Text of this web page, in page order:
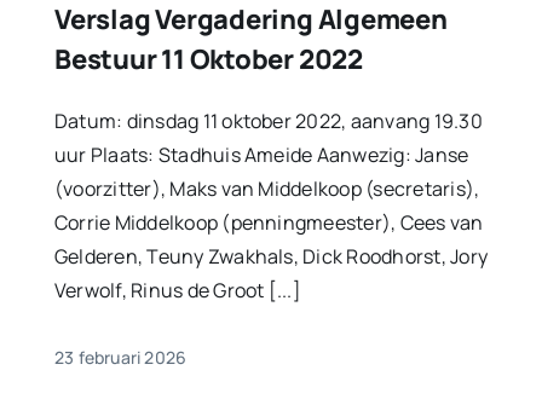
Verslag Vergadering Algemeen
Bestuur 11 Oktober 2022
Datum: dinsdag 11 oktober 2022, aanvang 19.30
uur Plaats: Stadhuis Ameide Aanwezig: Janse
(voorzitter), Maks van Middelkoop (secretaris),
Corrie Middelkoop (penningmeester), Cees van
Gelderen, Teuny Zwakhals, Dick Roodhorst, Jory
Verwolf, Rinus de Groot [...]
23 februari 2026